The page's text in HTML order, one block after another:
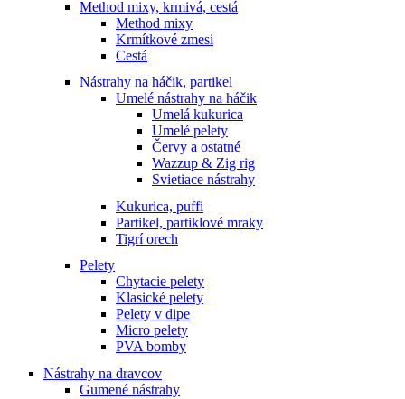
Method mixy, krmivá, cestá
Method mixy
Krmítkové zmesi
Cestá
Nástrahy na háčik, partikel
Umelé nástrahy na háčik
Umelá kukurica
Umelé pelety
Červy a ostatné
Wazzup & Zig rig
Svietiace nástrahy
Kukurica, puffi
Partikel, partiklové mraky
Tigrí orech
Pelety
Chytacie pelety
Klasické pelety
Pelety v dipe
Micro pelety
PVA bomby
Nástrahy na dravcov
Gumené nástrahy